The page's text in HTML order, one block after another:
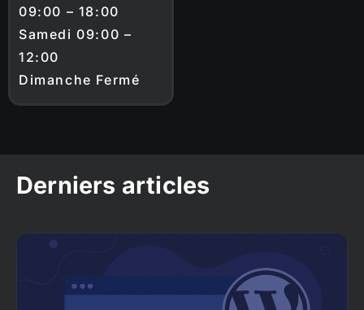
09:00 – 18:00
Samedi 09:00 –
12:00
Dimanche Fermé
Derniers articles